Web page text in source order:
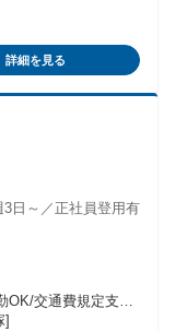
社内規定による) ◆
すめ ◆中高年の方
フとして深夜バイ
詳細を見る
日～／正社員登用有
OK/交通費規定支給
]